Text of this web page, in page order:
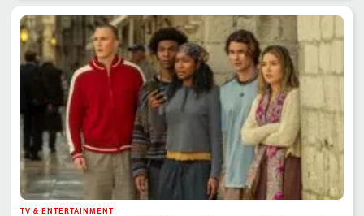
TV & ENTERTAINMENT